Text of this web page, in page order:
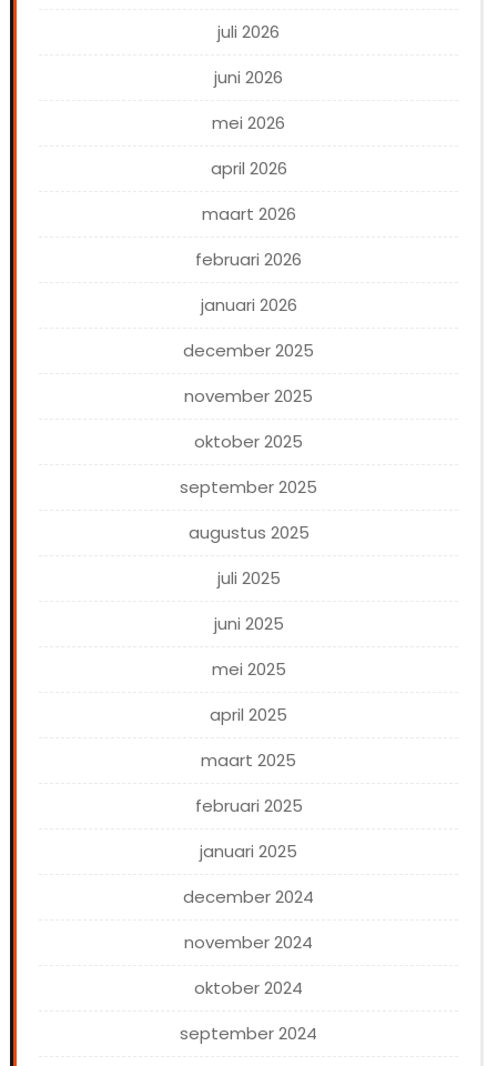
juli 2026
juni 2026
mei 2026
april 2026
maart 2026
februari 2026
januari 2026
december 2025
november 2025
oktober 2025
september 2025
augustus 2025
juli 2025
juni 2025
mei 2025
april 2025
maart 2025
februari 2025
januari 2025
december 2024
november 2024
oktober 2024
september 2024